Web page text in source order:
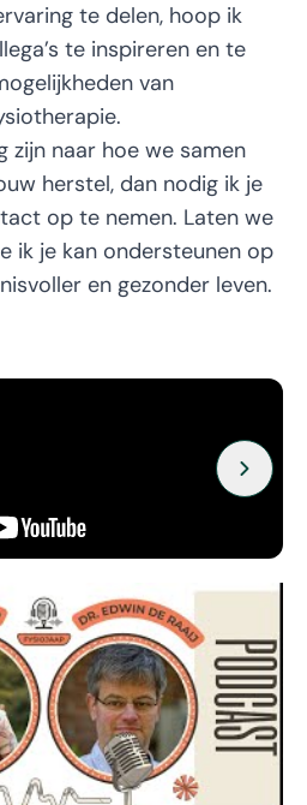
te delen, hoop ik
te inspireren en te
van
zijn naar hoe we samen
herstel, dan nodig ik je
op te nemen. Laten we
ik je kan ondersteunen op
en gezonder leven.